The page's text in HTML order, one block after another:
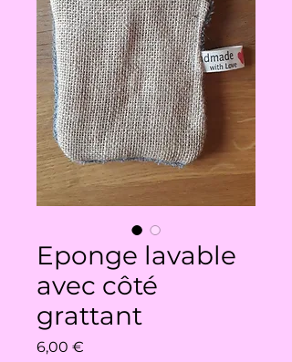
Eponge lavable
avec côté
grattant
6,00 €